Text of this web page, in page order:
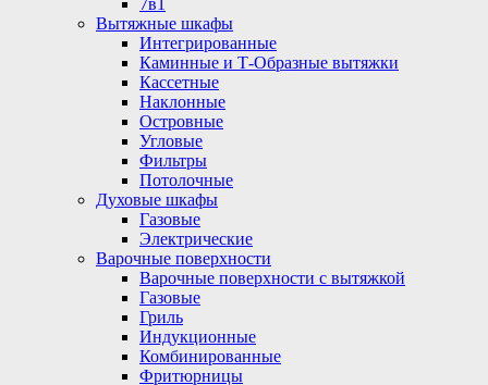
7в1
Вытяжные шкафы
Интегрированные
Каминные и Т-Образные вытяжки
Кассетные
Наклонные
Островные
Угловые
Фильтры
Потолочные
Духовые шкафы
Газовые
Электрические
Варочные поверхности
Варочные поверхности с вытяжкой
Газовые
Гриль
Индукционные
Комбинированные
Фритюрницы